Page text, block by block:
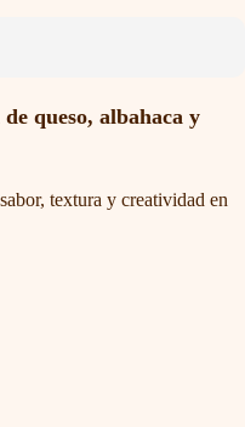
queso, albahaca y
textura y creatividad en